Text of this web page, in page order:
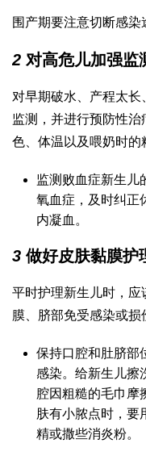
围产期要注意切断感染
2 对高危儿加强监
对早期破水、产程太
监测，并进行预防性
色、体温以及喂奶时的
监测败血症新生儿
氧血症，及时纠正
内凝血。
3 做好皮肤黏膜护
平时护理新生儿时，
膜、脐部免受感染或损
保持口腔和肚脐部
感染。给新生儿擦
腔因粗糙的毛巾摩
肤有小脓点时，要
精或撒些消炎粉。